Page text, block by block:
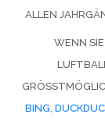
ALLEN
WENN
BING,